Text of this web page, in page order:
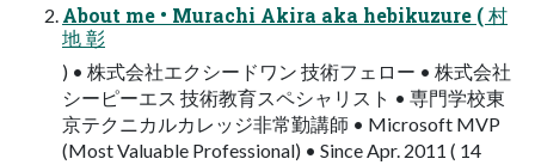
About me • Murachi Akira aka hebikuzure ( 村
地 彰
) • 株式会社エクシードワン 技術フェロー • 株式会社
シーピーエス 技術教育スペシャリスト • 専門学校東
京テクニカルカレッジ非常勤講師 • Microsoft MVP
(Most Valuable Professional) • Since Apr. 2011 ( 14